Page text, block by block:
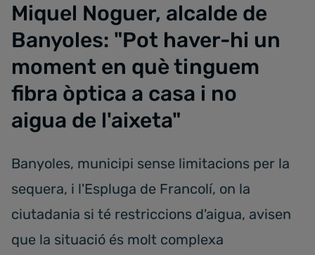
Miquel Noguer, alcalde de
Banyoles: "Pot haver-hi un
moment en què tinguem
fibra òptica a casa i no
aigua de l'aixeta"
Banyoles, municipi sense limitacions per la
sequera, i l'Espluga de Francolí, on la
ciutadania si té restriccions d'aigua, avisen
que la situació és molt complexa